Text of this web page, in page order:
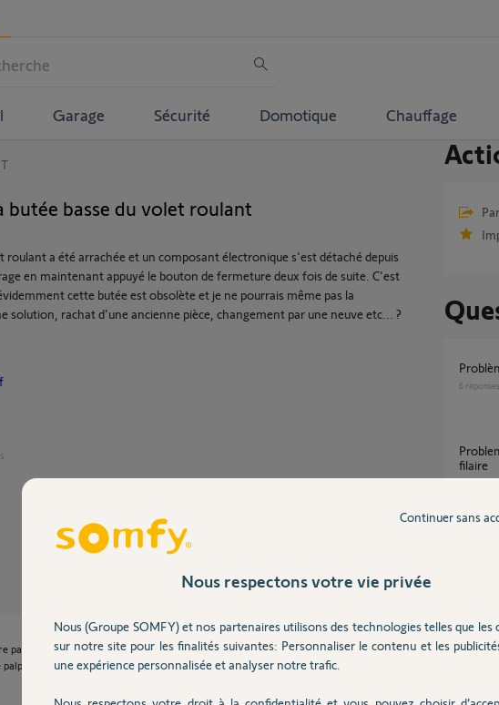
Garage Sécurité Domotique Chauffage
butée basse du volet roulant
roulant a été arrachée et un composant électronique s'est détaché depuis
en maintenant appuyé le bouton de fermeture deux fois de suite. C'est
cette butée est obsolète et je ne pourrais même pas la
solution, rachat d'une ancienne pièce, changement par une neuve etc... ?
Participer au fil de discussion
palpeuse.
complète.
6 réponses
probleme de réglage butées moteur volet
filaire
Butée
1réponse
Nous respectons votre vie privée
Nous (Groupe SOMFY) et nos partenaires utilisons des technologies telles que les
sur notre site pour les finalités suivantes: Personnaliser le contenu et les
une expérience personnalisée et analyser notre trafic.
Continuer sans